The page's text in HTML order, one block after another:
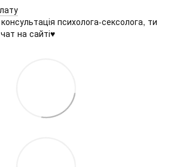
психолога-сексолога, ти
на сайті♥